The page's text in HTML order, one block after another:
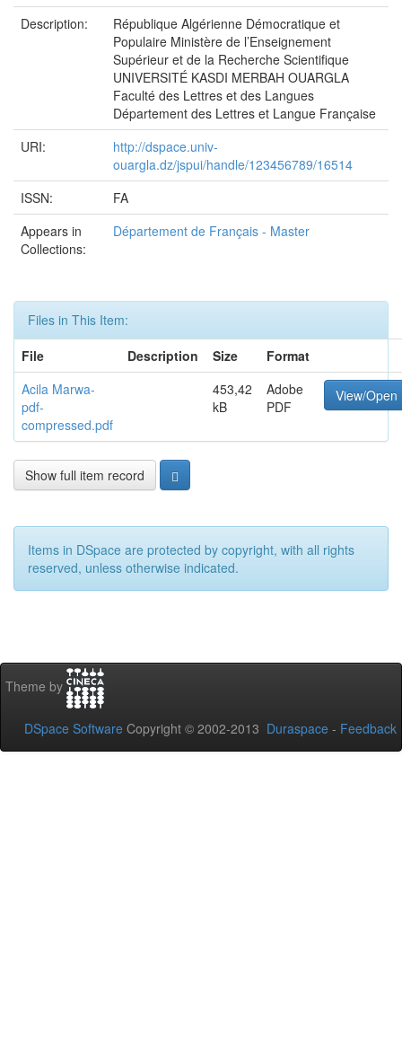
Description:
République Algérienne Démocratique et
Populaire Ministère de l’Enseignement
Supérieur et de la Recherche Scientifique
UNIVERSITÉ KASDI MERBAH OUARGLA
Faculté des Lettres et des Langues
Département des Lettres et Langue Française
URI:
http://dspace.univ-
ouargla.dz/jspui/handle/123456789/16514
ISSN:
FA
Appears in
Collections:
Département de Français - Master
Files in This Item:
File
Description Size
Format
Acila Marwa-
pdf-
compressed.pdf
453,42
kB
Adobe
PDF
View/Open
Show full item record
Items in DSpace are protected by copyright, with all rights
reserved, unless otherwise indicated.
Theme by
DSpace Software Copyright © 2002-2013 Duraspace - Feedback